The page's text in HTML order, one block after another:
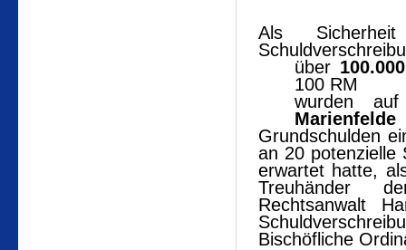
Als
über
100 RM
wurden
Marienfelde
Grundschulden
an 20 potenzielle
erwartet hatte,
Treuhänder
Rechtsanwalt
Bischöfliche